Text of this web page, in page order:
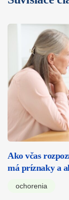
Ako včas
má príznaky a
ochorenia